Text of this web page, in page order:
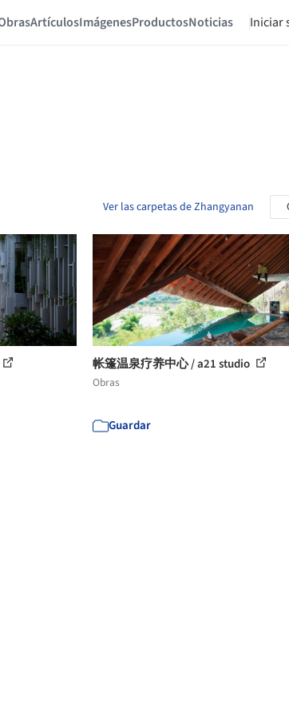
ArtículosImágenesProductosNoticias Iniciar
Ver las carpetas de Zhangyanan
帐篷温泉疗养中心 / a21 studio
Obras
Guardar